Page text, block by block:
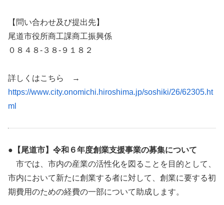
【問い合わせ及び提出先】
尾道市役所商工課商工振興係
０８４８-３８-９１８２
詳しくはこちら →
https://www.city.onomichi.hiroshima.jp/soshiki/26/62305.ht
ml
●【尾道市】令和６年度創業支援事業の募集について
市では、市内の産業の活性化を図ることを目的として、
市内において新たに創業する者に対して、創業に要する初
期費用のための経費の一部について助成します。